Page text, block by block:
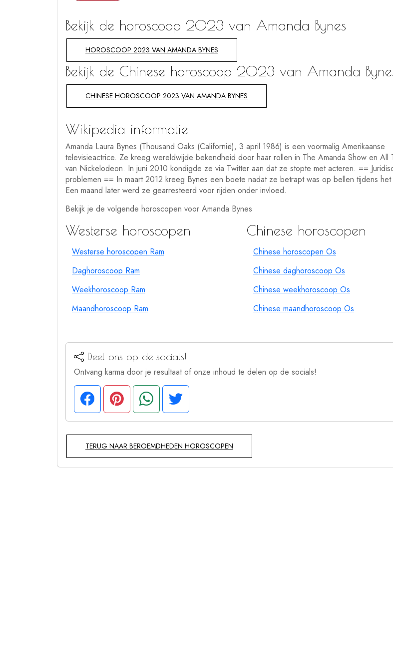
Bekijk de horoscoop 2023 van Amanda Bynes
HOROSCOOP 2023 VAN AMANDA BYNES
Bekijk de Chinese horoscoop 2023 van Amanda
CHINESE HOROSCOOP 2023 VAN AMANDA BYNES
Wikipedia informatie
Amanda Laura Bynes (Thousand Oaks (Californië), 3 april 1986) is een voormalig Amerikaanse
televisieactrice. Ze kreeg wereldwijde bekendheid door haar rollen in The Amanda Show en All
van Nickelodeon. In juni 2010 kondigde ze via Twitter aan dat ze stopte met acteren. ==
problemen == In maart 2012 kreeg Bynes een boete nadat ze betrapt was op bellen tijdens het
Een maand later werd ze gearresteerd voor rijden onder invloed.
Bekijk je de volgende horoscopen voor Amanda Bynes
Westerse horoscopen
Westerse horoscopen Ram
Daghoroscoop Ram
Weekhoroscoop Ram
Maandhoroscoop Ram
Chinese horoscopen
Chinese horoscopen Os
Chinese daghoroscoop Os
Chinese weekhoroscoop Os
Chinese maandhoroscoop Os
Deel ons op de socials!
Ontvang karma door je resultaat of onze inhoud te delen op de socials!
TERUG NAAR BEROEMDHEDEN HOROSCOPEN